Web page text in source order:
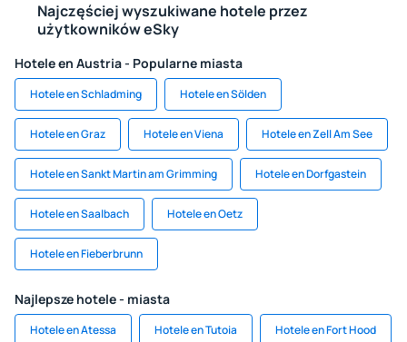
Najczęściej wyszukiwane hotele przez
użytkowników eSky
Hotele en Austria - Popularne miasta
Hotele en Schladming Hotele en Sölden
Hotele en Graz Hotele en Viena Hotele en Zell Am See
Hotele en Sankt Martin am Grimming Hotele en Dorfgastein
Hotele en Saalbach Hotele en Oetz
Hotele en Fieberbrunn
Najlepsze hotele - miasta
Hotele en Atessa Hotele en Tutoia Hotele en Fort Hood